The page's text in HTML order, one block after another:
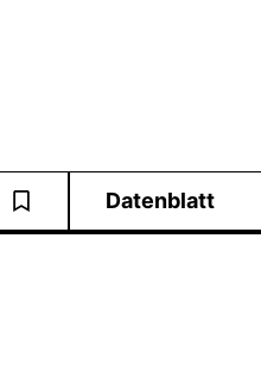
Datenblatt